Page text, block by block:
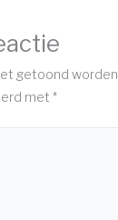
getoond worden.
met *